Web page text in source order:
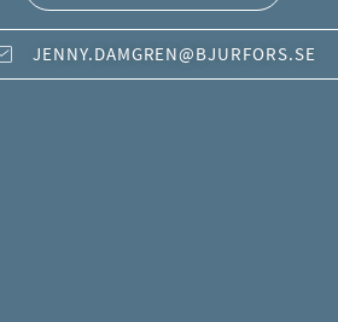
JENNY.DAMGREN@BJURFORS.SE